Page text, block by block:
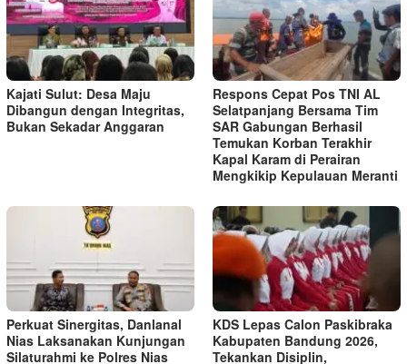
Kajati Sulut: Desa Maju
Dibangun dengan Integritas,
Bukan Sekadar Anggaran
Respons Cepat Pos TNI AL
Selatpanjang Bersama Tim
SAR Gabungan Berhasil
Temukan Korban Terakhir
Kapal Karam di Perairan
Mengkikip Kepulauan Meranti
Perkuat Sinergitas, Danlanal
Nias Laksanakan Kunjungan
Silaturahmi ke Polres Nias
KDS Lepas Calon Paskibraka
Kabupaten Bandung 2026,
Tekankan Disiplin,